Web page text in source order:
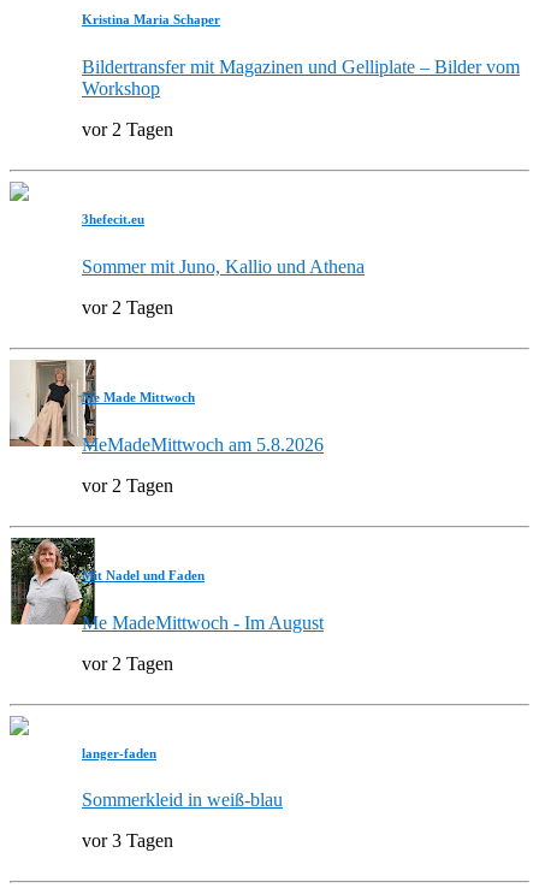
Kristina Maria Schaper
Bildertransfer mit Magazinen und Gelliplate – Bilder vom
Workshop
vor 2 Tagen
3hefecit.eu
Sommer mit Juno, Kallio und Athena
vor 2 Tagen
Me Made Mittwoch
MeMadeMittwoch am 5.8.2026
vor 2 Tagen
Mit Nadel und Faden
Me MadeMittwoch - Im August
vor 2 Tagen
langer-faden
Sommerkleid in weiß-blau
vor 3 Tagen